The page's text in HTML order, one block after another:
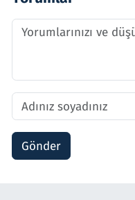
Gönder